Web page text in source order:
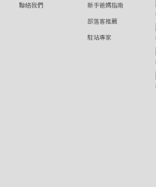
聯絡我們
新手爸媽指南
部落客推薦
駐站專家